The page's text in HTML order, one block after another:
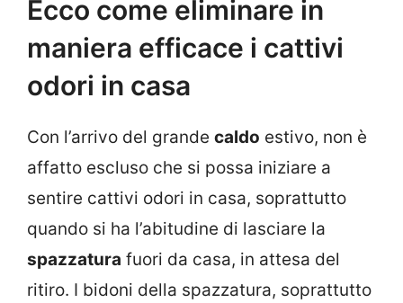
Ecco come eliminare in
maniera efficace i cattivi
odori in casa
Con l’arrivo del grande caldo estivo, non è
affatto escluso che si possa iniziare a
sentire cattivi odori in casa, soprattutto
quando si ha l’abitudine di lasciare la
spazzatura fuori da casa, in attesa del
ritiro. I bidoni della spazzatura, soprattutto